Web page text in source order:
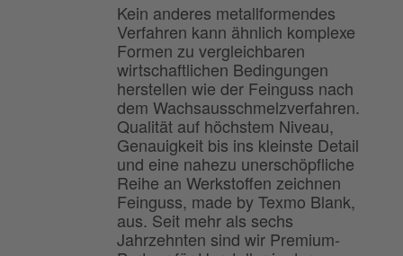
Kein anderes metallformendes
Verfahren kann ähnlich komplexe
Formen zu vergleichbaren
wirtschaftlichen Bedingungen
herstellen wie der Feinguss nach
dem Wachsausschmelzverfahren.
Qualität auf höchstem Niveau,
Genauigkeit bis ins kleinste Detail
und eine nahezu unerschöpfliche
Reihe an Werkstoffen zeichnen
Feinguss, made by Texmo Blank,
aus. Seit mehr als sechs
Jahrzehnten sind wir Premium-